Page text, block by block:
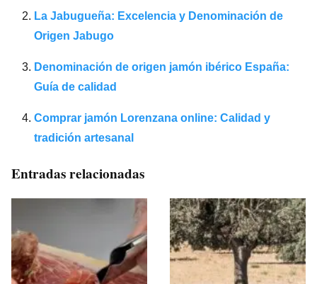
La Jabugueña: Excelencia y Denominación de
Origen Jabugo
Denominación de origen jamón ibérico España:
Guía de calidad
Comprar jamón Lorenzana online: Calidad y
tradición artesanal
Entradas relacionadas